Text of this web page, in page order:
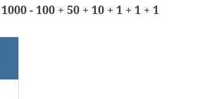
1000 - 100 + 50 + 10 + 1 + 1 + 1